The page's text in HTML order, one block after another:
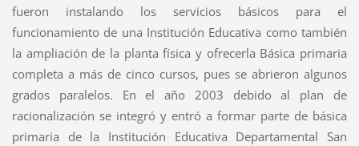
fueron instalando los servicios básicos para el
funcionamiento de una Institución Educativa como también
la ampliación de la planta física y ofrecerla Básica primaria
completa a más de cinco cursos, pues se abrieron algunos
grados paralelos. En el año 2003 debido al plan de
racionalización se integró y entró a formar parte de básica
primaria de la Institución Educativa Departamental San